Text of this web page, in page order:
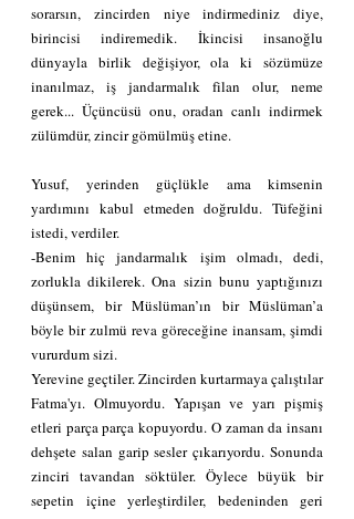
sorarsın, zincirden niye indirmediniz diye,
birincisi indiremedik. İkincisi insanoğlu
dünyayla birlik değişiyor, ola ki sözümüze
inanılmaz, iş jandarmalık filan olur, neme
gerek... Üçüncüsü onu, oradan canlı indirmek
zülümdür, zincir gömülmüş etine.
Yusuf, yerinden güçlükle ama kimsenin
yardımını kabul etmeden doğruldu. Tüfeğini
istedi, verdiler.
-Benim hiç jandarmalık işim olmadı, dedi,
zorlukla dikilerek. Ona sizin bunu yaptığınızı
düşünsem, bir Müslüman’ın bir Müslüman’a
böyle bir zulmü reva göreceğine inansam, şimdi
vururdum sizi.
Yerevine geçtiler. Zincirden kurtarmaya çalıştılar
Fatma'yı. Olmuyordu. Yapışan ve yarı pişmiş
etleri parça parça kopuyordu. O zaman da insanı
dehşete salan garip sesler çıkarıyordu. Sonunda
zinciri tavandan söktüler. Öylece büyük bir
sepetin içine yerleştirdiler, bedeninden geri